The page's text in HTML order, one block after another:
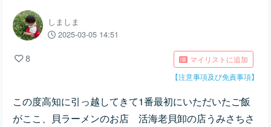
しましま
2025-03-05 14:51
8
マイリストに追加
【注意事項及び免責事項】
この度高知に引っ越してきて1番最初にいただいたご飯
がここ、貝ラーメンのお店 活海老貝卸の店うみさちさ